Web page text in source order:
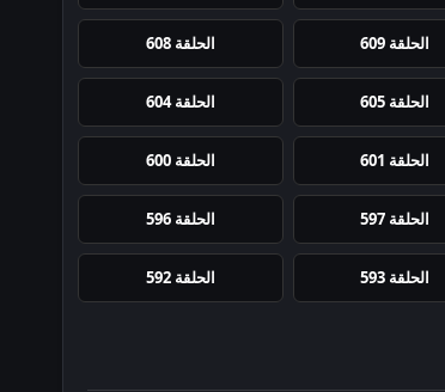
الحلقة 609 الحلقة 608
الحلقة 605 الحلقة 604
الحلقة 601 الحلقة 600
الحلقة 597 الحلقة 596
الحلقة 593 الحلقة 592